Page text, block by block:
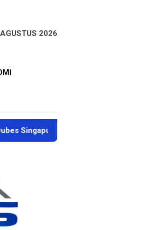
2026
Korban Erupsi Dukono, Halut